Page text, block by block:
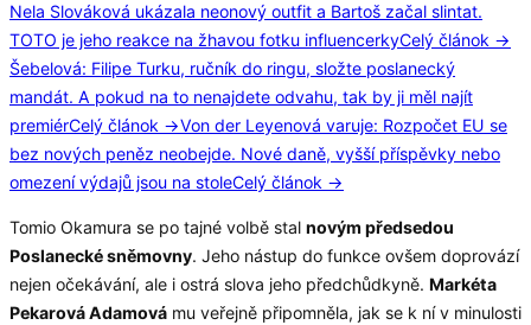
Nela Slováková ukázala neonový outfit a Bartoš začal slintat.
TOTO je jeho reakce na žhavou fotku influencerkyCelý článok →
Šebelová: Filipe Turku, ručník do ringu, složte poslanecký
mandát. A pokud na to nenajdete odvahu, tak by ji měl najít
premiérCelý článok →Von der Leyenová varuje: Rozpočet EU se
bez nových peněz neobejde. Nové daně, vyšší příspěvky nebo
omezení výdajů jsou na stoleCelý článok →
Tomio Okamura se po tajné volbě stal novým předsedou
Poslanecké sněmovny. Jeho nástup do funkce ovšem doprovází
nejen očekávání, ale i ostrá slova jeho předchůdkyně. Markéta
Pekarová Adamová mu veřejně připomněla, jak se k ní v minulosti